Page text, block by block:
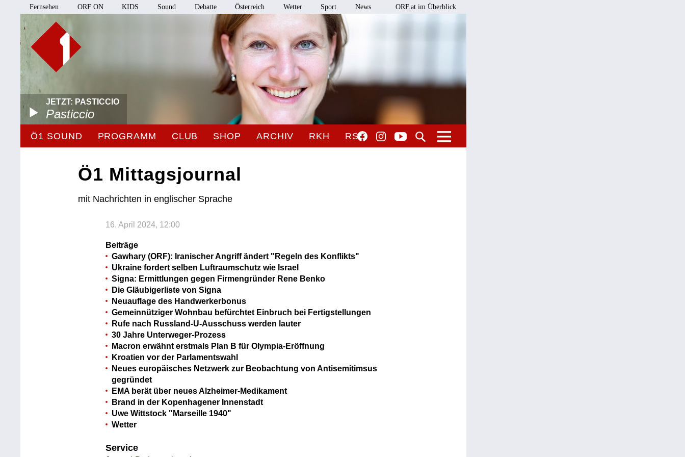
Fernsehen ORF ON KIDS Sound Debatte Österreich Wetter Sport News ORF.at im Überblick
JETZT: PASTICCIO
Pasticcio
Ö1 SOUND PROGRAMM CLUB SHOP ARCHIV RKH RSO
Ö1 Mittagsjournal
mit Nachrichten in englischer Sprache
16. April 2024, 12:00
Beiträge
Gawhary (ORF): Iranischer Angriff ändert "Regeln des Konflikts"
Ukraine fordert selben Luftraumschutz wie Israel
Signa: Ermittlungen gegen Firmengründer Rene Benko
Die Gläubigerliste von Signa
Neuauflage des Handwerkerbonus
Gemeinnütziger Wohnbau befürchtet Einbruch bei Fertigstellungen
Rufe nach Russland-U-Ausschuss werden lauter
30 Jahre Unterweger-Prozess
Macron erwähnt erstmals Plan B für Olympia-Eröffnung
Kroatien vor der Parlamentswahl
Neues europäisches Netzwerk zur Beobachtung von Antisemitimsus
gegründet
EMA berät über neues Alzheimer-Medikament
Brand in der Kopenhagener Innenstadt
Uwe Wittstock "Marseille 1940"
Wetter
Service